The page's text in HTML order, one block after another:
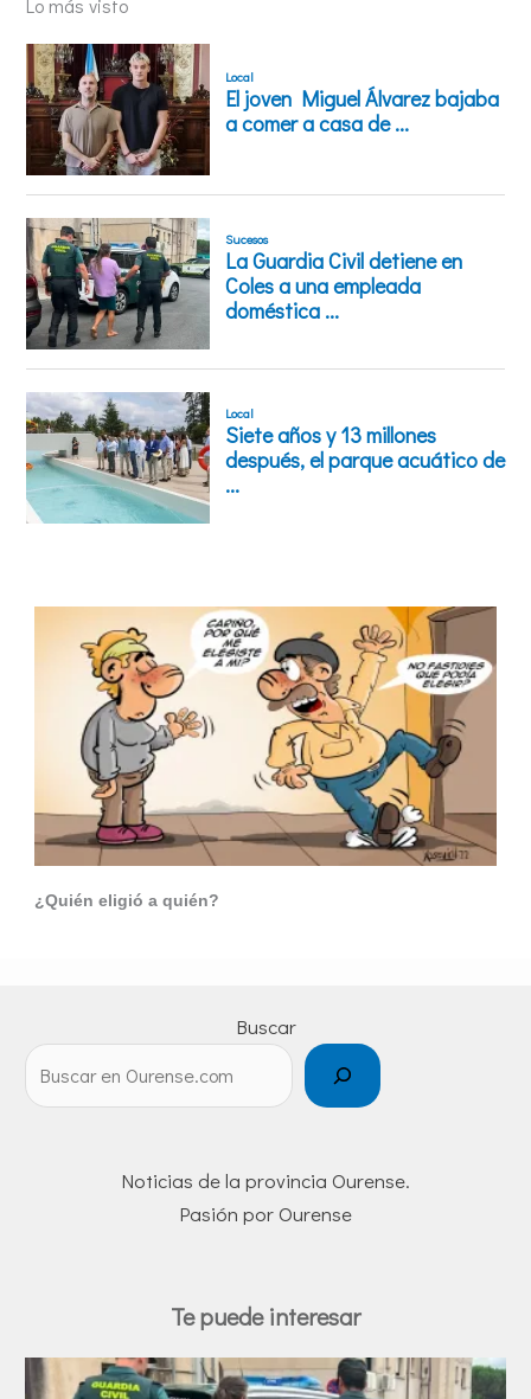
¿Quién eligió a quién?
Buscar
Noticias de la provincia Ourense.
Pasión por Ourense
Te puede interesar